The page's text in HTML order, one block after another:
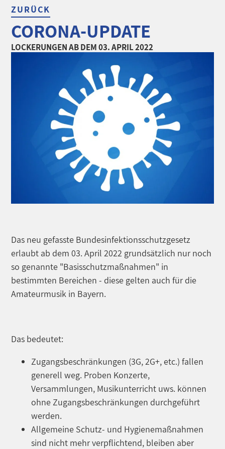
ZURÜCK
CORONA-UPDATE
LOCKERUNGEN AB DEM 03. APRIL 2022
Das neu gefasste Bundesinfektionsschutzgesetz
erlaubt ab dem 03. April 2022 grundsätzlich nur noch
so genannte "Basisschutzmaßnahmen" in
bestimmten Bereichen - diese gelten auch für die
Amateurmusik in Bayern.
Das bedeutet:
Zugangsbeschränkungen (3G, 2G+, etc.) fallen
generell weg. Proben Konzerte,
Versammlungen, Musikunterricht uws. können
ohne Zugangsbeschränkungen durchgeführt
werden.
Allgemeine Schutz- und Hygienemaßnahmen
sind nicht mehr verpflichtend, bleiben aber